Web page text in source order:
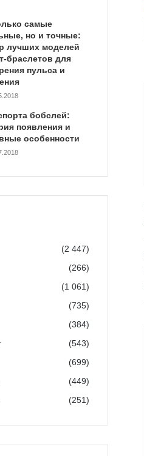
самые
но и точные:
лучших моделей
браслетов для
пульса и
бобслей:
появления и
особенности
(2 447)
(266)
(1 061)
(735)
(384)
(543)
(699)
(449)
(251)